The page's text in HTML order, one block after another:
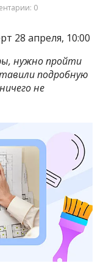
0
28 апреля, 10:00
нужно пройти
подробную
не